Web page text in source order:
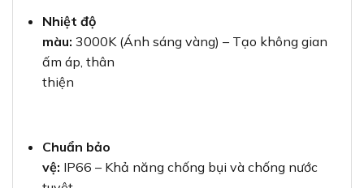
Nhiệt độ
màu: 3000K (Ánh sáng vàng) – Tạo không gian
ấm áp, thân
thiện
Chuẩn bảo
vệ: IP66 – Khả năng chống bụi và chống nước